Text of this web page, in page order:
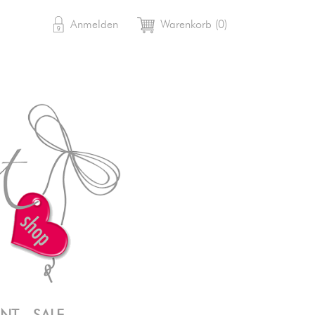
 Anmelden shopping_cart Warenkorb (0)